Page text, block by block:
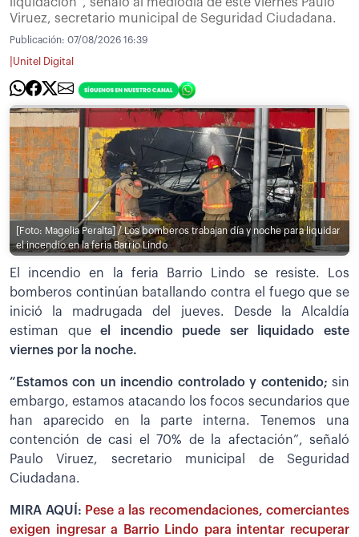
Viruez, secretario municipal de Seguridad Ciudadana.
Publicación: 07/08/2026 16:39
Unitel Digital
[Foto: Magelia Peralta] / Los bomberos trabajan día y noche para liquidar
el incendio en la feria Barrio Lindo
El incendio en la feria Barrio Lindo se resiste. Los
bomberos continúan batallando contra el fuego que se
inició la madrugada del jueves. Desde la Alcaldía
estiman queel incendio puede ser liquidado este
viernes por la noche.
”Estamos con un incendio controlado y contenido; sin
embargo, estamos atacando los focos secundarios que
han aparecido en la parte interna. Tenemos una
contención de casi el 70% de la afectación”, señaló
Paulo Viruez, secretario municipal de Seguridad
Ciudadana.
MIRA AQUÍ: Pese a las recomendaciones, comerciantes
exigen ingresar a Barrio Lindo para intentar recuperar